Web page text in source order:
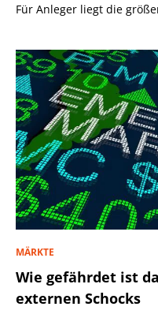
Für Anleger liegt die
MÄRKTE
Wie gefährdet ist
externen Schocks